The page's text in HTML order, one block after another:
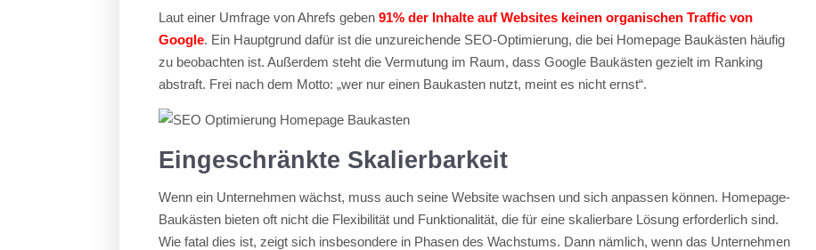
Laut einer Umfrage von Ahrefs geben91% der Inhalte auf Websites keinen organischen Traffic von
Google. Ein Hauptgrund dafür ist die unzureichende SEO-Optimierung, die bei Homepage Baukästen häufig
zu beobachten ist. Außerdem steht die Vermutung im Raum, dass Google Baukästen gezielt im Ranking
abstraft. Frei nach dem Motto: „wer nur einen Baukasten nutzt, meint es nicht ernst“.
Eingeschränkte Skalierbarkeit
Wenn ein Unternehmen wächst, muss auch seine Website wachsen und sich anpassen können. Homepage-
Baukästen bieten oft nicht die Flexibilität und Funktionalität, die für eine skalierbare Lösung erforderlich sind.
Wie fatal dies ist, zeigt sich insbesondere in Phasen des Wachstums. Dann nämlich, wenn das Unternehmen